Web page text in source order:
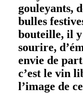
gouleyants,
bulles
bouteille, il y
sourire,
envie de
c’est le vin
l’image de